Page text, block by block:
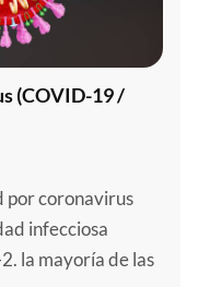
(COVID-19 /
por coronavirus
infecciosa
la mayoría de las